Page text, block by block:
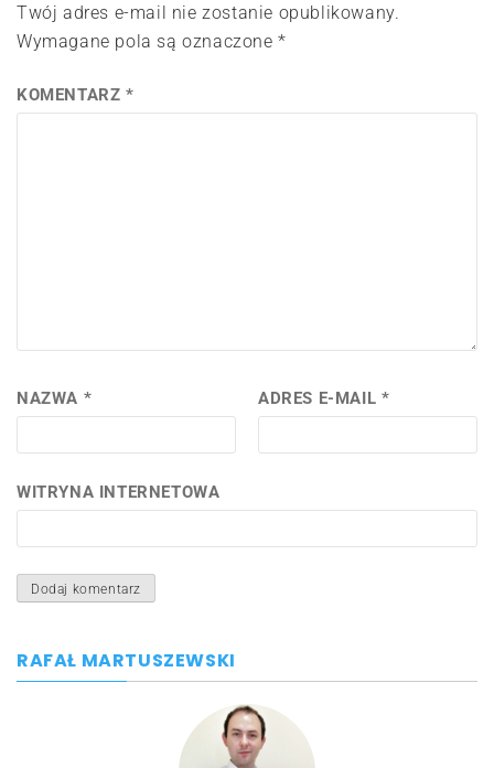
Twój adres e-mail nie zostanie opublikowany.
Wymagane pola są oznaczone*
KOMENTARZ *
NAZWA * ADRES E-MAIL *
WITRYNA INTERNETOWA
RAFAŁ MARTUSZEWSKI